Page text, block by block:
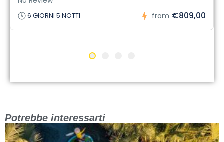
6 GIORNI 5 NOTTI from €809,00
Potrebbe interessarti